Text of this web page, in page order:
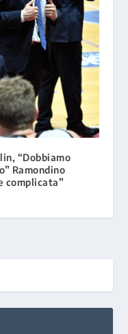
“Dobbiamo
Ramondino
complicata”